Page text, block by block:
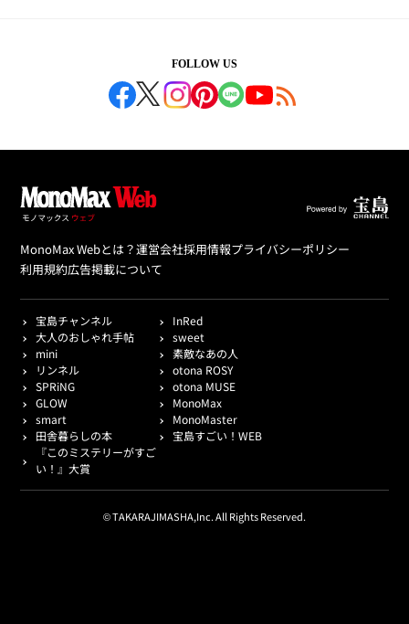
FOLLOW US
MonoMax Webとは？運営会社採用情報プライバシーポリシー
利用規約広告掲載について
宝島チャンネル
InRed
大人のおしゃれ手帖
sweet
mini
素敵なあの人
リンネル
otona ROSY
SPRiNG
otona MUSE
GLOW
MonoMax
smart
MonoMaster
田舎暮らしの本
宝島すごい！WEB
『このミステリーがすご
い！』大賞
© TAKARAJIMASHA,Inc. All Rights Reserved.